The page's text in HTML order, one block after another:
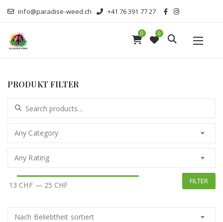
info@paradise-weed.ch +41 76 391 77 27
0 0
PRODUKT FILTER
Search for:
Any Category
Any Rating
13 CHF— 25 CHF FILTER
Nach Beliebtheit sortiert